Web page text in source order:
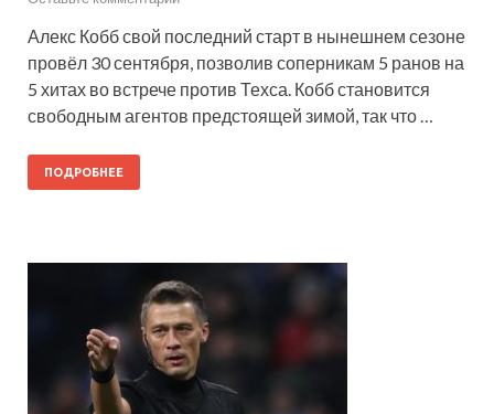
Алекс Кобб свой последний старт в нынешнем сезоне
провёл 30 сентября, позволив соперникам 5 ранов на
5 хитах во встрече против Техса. Кобб становится
свободным агентов предстоящей зимой, так что …
ПОДРОБНЕЕ